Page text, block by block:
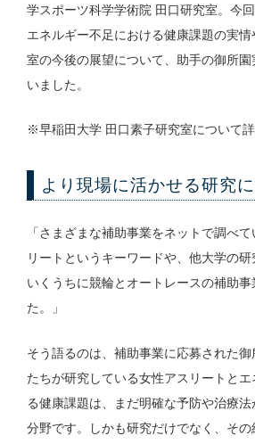
学スポーツ科学学術院 田口研究室。今
エネルギー不足における健康課題の実
室の今後の展望について、助手の御所
いました。
※早稲田大学 田口素子研究室について
より現場に活かせる研究
「さまざまな補助事業をネットで調べ
リートというキーワードや、他大学の
いくうちに競輪とオートレースの補助
た。」
そう語るのは、補助事業に応募された
たちが研究している女性アスリートと
る健康課題は、まだ明確な予防や治療
分野です。しかも研究だけでなく、その